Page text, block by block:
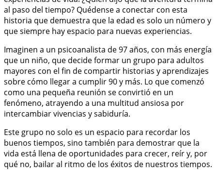
al paso del tiempo? Quédense a conectar con esta
historia que demuestra que la edad es solo un número y
que siempre hay espacio para nuevas experiencias.
Imaginen a un psicoanalista de 97 años, con más energía
que un niño, que decide formar un grupo para adultos
mayores con el fin de compartir historias y aprendizajes
sobre cómo llegar a cumplir 90 y más. Lo que comenzó
como una pequeña reunión se convirtió en un
fenómeno, atrayendo a una multitud ansiosa por
intercambiar vivencias y sabiduría.
Este grupo no solo es un espacio para recordar los
buenos tiempos, sino también para demostrar que la
vida está llena de oportunidades para crecer, reír y, por
qué no, bailar al ritmo de los éxitos de nuestros tiempos.